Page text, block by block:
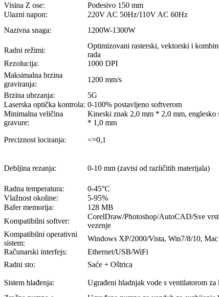
Visina Z ose:
Podesivo 150 mm
Ulazni napon:
220V AC 50Hz/110V AC 60Hz
Nazivna snaga:
1200W-1300W
Radni režimi:
Optimizovani rasterski, vektorski i
rada
Rezolucija:
1000 DPI
Maksimalna brzina
graviranja:
1200 mm/s
Brzina ubrzanja:
5G
Laserska optička kontrola: 0-100% postavljeno softverom
Minimalna veličina
gravure:
Kineski znak 2,0 mm * 2,0 mm, englesko
* 1,0 mm
Preciznost lociranja: <=0,1
Debljina rezanja: 0-10 mm (zavisi od različitih materijala)
Radna temperatura:
0-45°C
Vlažnost okoline:
5-95%
Bafer memorija:
128 MB
Kompatibilni softver:
CorelDraw/Photoshop/AutoCAD/Sve
vezenje
Kompatibilni operativni
sistem:
Windows XP/2000/Vista, Win7/8/10,
Računarski interfejs:
Ethernet/USB/WiFi
Radni sto:
Saće + Oštrica
Sistem hlađenja:
Ugrađeni hladnjak vode s ventilatorom za